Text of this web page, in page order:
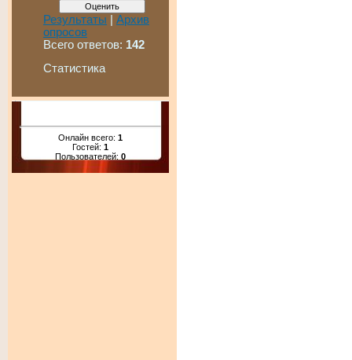
Результаты | Архив
опросов
Всего ответов: 142
Статистика
Онлайн всего: 1
Гостей: 1
Пользователей: 0